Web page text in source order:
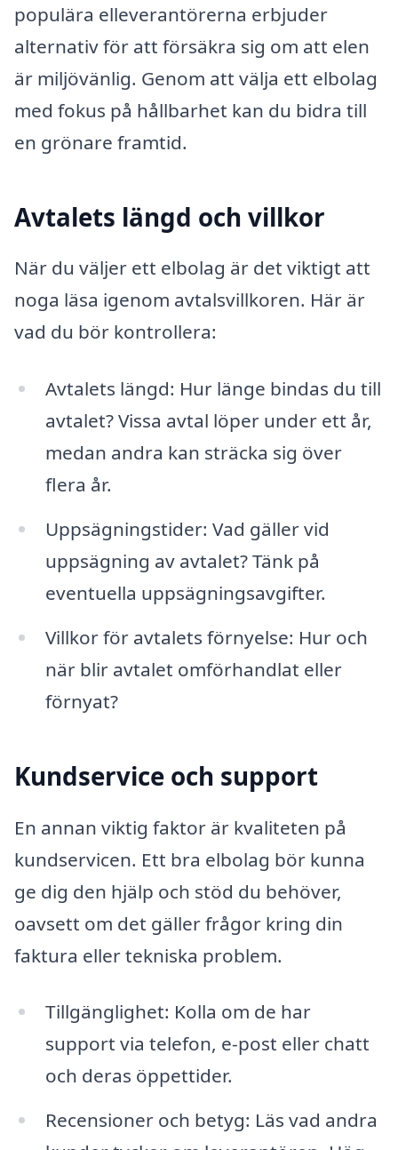
populära elleverantörerna erbjuder
alternativ för att försäkra sig om att elen
är miljövänlig. Genom att välja ett elbolag
med fokus på hållbarhet kan du bidra till
en grönare framtid.
Avtalets längd och villkor
När du väljer ett elbolag är det viktigt att
noga läsa igenom avtalsvillkoren. Här är
vad du bör kontrollera:
Avtalets längd: Hur länge bindas du till
avtalet? Vissa avtal löper under ett år,
medan andra kan sträcka sig över
flera år.
Uppsägningstider: Vad gäller vid
uppsägning av avtalet? Tänk på
eventuella uppsägningsavgifter.
Villkor för avtalets förnyelse: Hur och
när blir avtalet omförhandlat eller
förnyat?
Kundservice och support
En annan viktig faktor är kvaliteten på
kundservicen. Ett bra elbolag bör kunna
ge dig den hjälp och stöd du behöver,
oavsett om det gäller frågor kring din
faktura eller tekniska problem.
Tillgänglighet: Kolla om de har
support via telefon, e-post eller chatt
och deras öppettider.
Recensioner och betyg: Läs vad andra